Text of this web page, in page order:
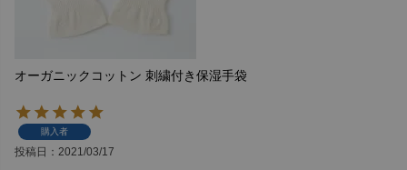
オーガニックコットン 刺繍付き保湿手袋
購入者
投稿日 2021/03/17